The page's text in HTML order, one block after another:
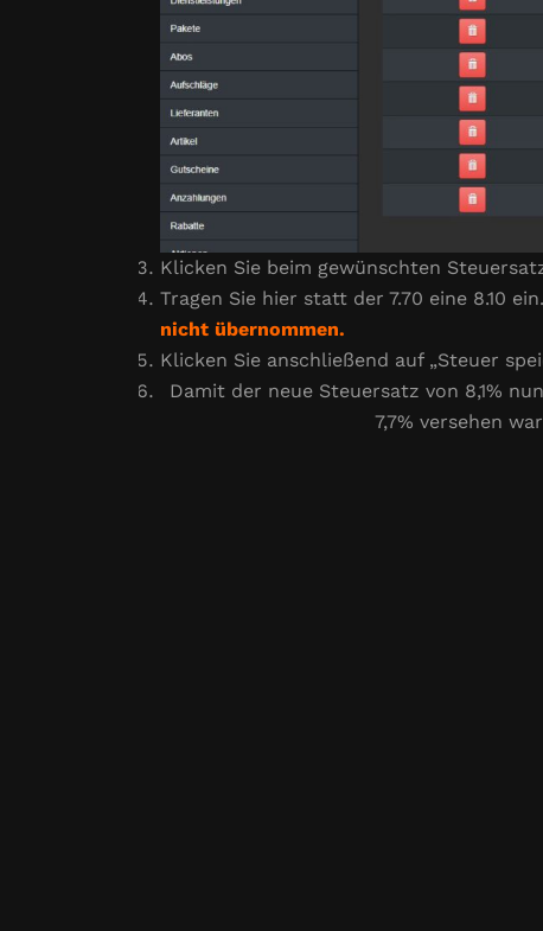
Klicken Sie beim gewünschten
Tragen Sie hier statt der 7.70 eine 8.10 ein.
nicht übernommen.
Klicken Sie anschließend auf „Steuer
Damit der neue Steuersatz von 8,1%
7,7% versehen